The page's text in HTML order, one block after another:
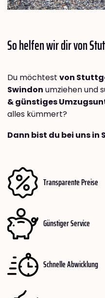
So helfen wir dir von
Du möchtest von
Swindon umziehen und
& günstiges
alles kümmert?
Dann bist du bei uns
Transparente Preise
Günstiger Service
Schnelle Abwicklung